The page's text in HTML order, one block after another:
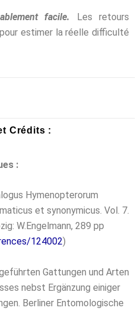
facile. Les retours
estimer la réelle difficulté
Crédits :
:
Hymenopterorum
et synonymicus. Vol. 7.
W.Engelmann, 289 pp
124002)
Gattungen und Arten
nebst Ergänzung einiger
Berliner Entomologische